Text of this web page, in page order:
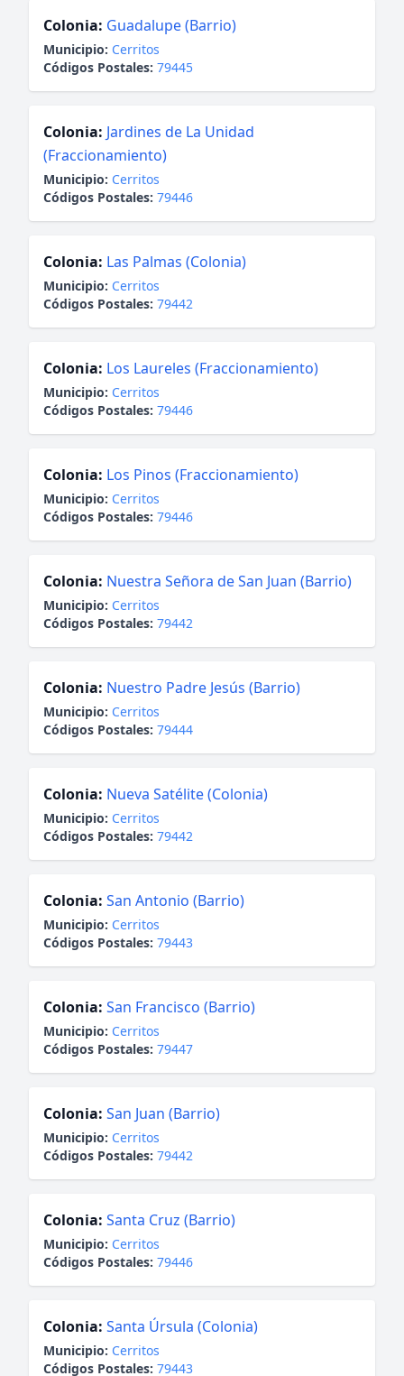
Colonia: Guadalupe (Barrio)
Municipio: Cerritos
Códigos Postales: 79445
Colonia: Jardines de La Unidad
(Fraccionamiento)
Municipio: Cerritos
Códigos Postales: 79446
Colonia: Las Palmas (Colonia)
Municipio: Cerritos
Códigos Postales: 79442
Colonia: Los Laureles (Fraccionamiento)
Municipio: Cerritos
Códigos Postales: 79446
Colonia: Los Pinos (Fraccionamiento)
Municipio: Cerritos
Códigos Postales: 79446
Colonia: Nuestra Señora de San Juan (Barrio)
Municipio: Cerritos
Códigos Postales: 79442
Colonia: Nuestro Padre Jesús (Barrio)
Municipio: Cerritos
Códigos Postales: 79444
Colonia: Nueva Satélite (Colonia)
Municipio: Cerritos
Códigos Postales: 79442
Colonia: San Antonio (Barrio)
Municipio: Cerritos
Códigos Postales: 79443
Colonia: San Francisco (Barrio)
Municipio: Cerritos
Códigos Postales: 79447
Colonia: San Juan (Barrio)
Municipio: Cerritos
Códigos Postales: 79442
Colonia: Santa Cruz (Barrio)
Municipio: Cerritos
Códigos Postales: 79446
Colonia: Santa Úrsula (Colonia)
Municipio: Cerritos
Códigos Postales: 79443